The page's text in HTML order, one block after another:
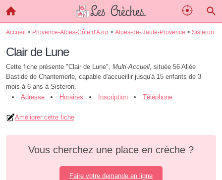
Accueil > Provence-Alpes-Côte d'Azur > Alpes-de-Haute-Provence > Sisteron
Clair de Lune
Cette fiche présente "Clair de Lune", Multi-Accueil, située 56 Allée
Bastide de Chantemerle, capable d'accueillir jusqu'à 15 enfants de 3
mois à 6 ans à Sisteron.
Adresse
Horaires Inscription Téléphone
Améliorer cette fiche
Vous cherchez une place en crèche ?
Faire votre demande en ligne